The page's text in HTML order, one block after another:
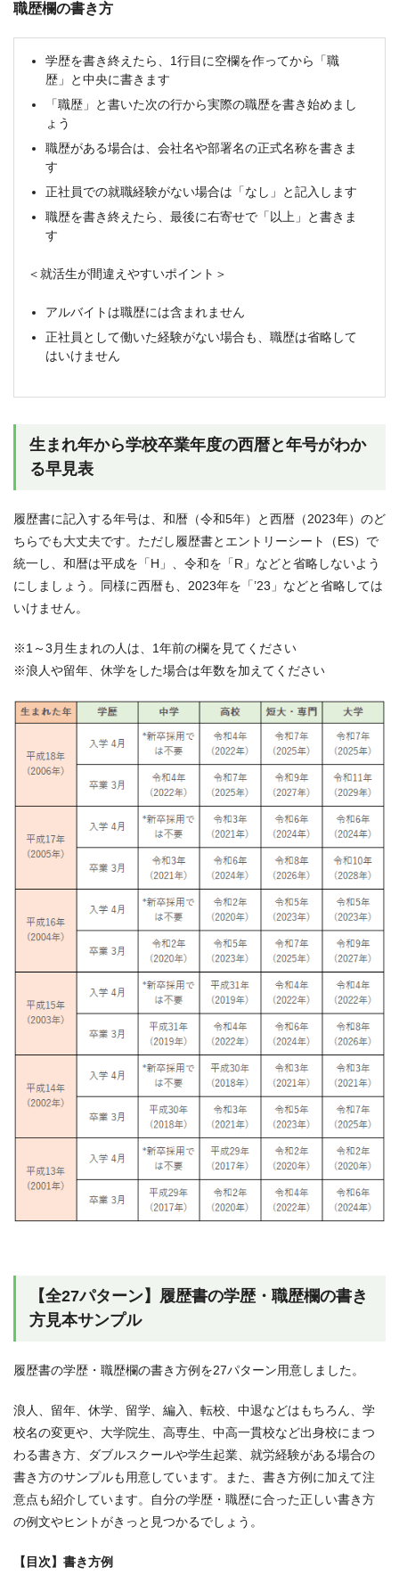
職歴欄の書き方
学歴を書き終えたら、1行目に空欄を作ってから「職
歴」と中央に書きます
「職歴」と書いた次の行から実際の職歴を書き始めまし
ょう
職歴がある場合は、会社名や部署名の正式名称を書きま
す
正社員での就職経験がない場合は「なし」と記入します
職歴を書き終えたら、最後に右寄せで「以上」と書きま
す
＜就活生が間違えやすいポイント＞
アルバイトは職歴には含まれません
正社員として働いた経験がない場合も、職歴は省略して
はいけません
生まれ年から学校卒業年度の西暦と年号がわか
る早見表
履歴書に記入する年号は、和暦（令和5年）と西暦（2023年）のど
ちらでも大丈夫です。ただし履歴書とエントリーシート（ES）で
統一し、和暦は平成を「H」、令和を「R」などと省略しないよう
にしましょう。同様に西暦も、2023年を「’23」などと省略しては
いけません。
※1～3月生まれの人は、1年前の欄を見てください
※浪人や留年、休学をした場合は年数を加えてください
【全27パターン】履歴書の学歴・職歴欄の書き
方見本サンプル
履歴書の学歴・職歴欄の書き方例を27パターン用意しました。
浪人、留年、休学、留学、編入、転校、中退などはもちろん、学
校名の変更や、大学院生、高専生、中高一貫校など出身校にまつ
わる書き方、ダブルスクールや学生起業、就労経験がある場合の
書き方のサンプルも用意しています。また、書き方例に加えて注
意点も紹介しています。自分の学歴・職歴に合った正しい書き方
の例文やヒントがきっと見つかるでしょう。
【目次】書き方例